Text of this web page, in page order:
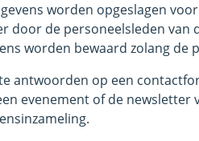
worden opgeslagen
door de personeelsleden van
worden bewaard zolang de
antwoorden op een
evenement of de newsletter